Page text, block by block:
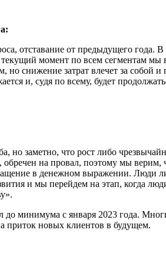
отставание от предыдущего года. В
момент по всем сегментам мы
снижение затрат влечет за собой
и, судя по всему, будет
заметно, что рост либо
на провал, поэтому мы верим,
в денежном выражении. Люди
и мы перейдем на этап, когда
минимума с января 2023 года.
приток новых клиентов в будущем.